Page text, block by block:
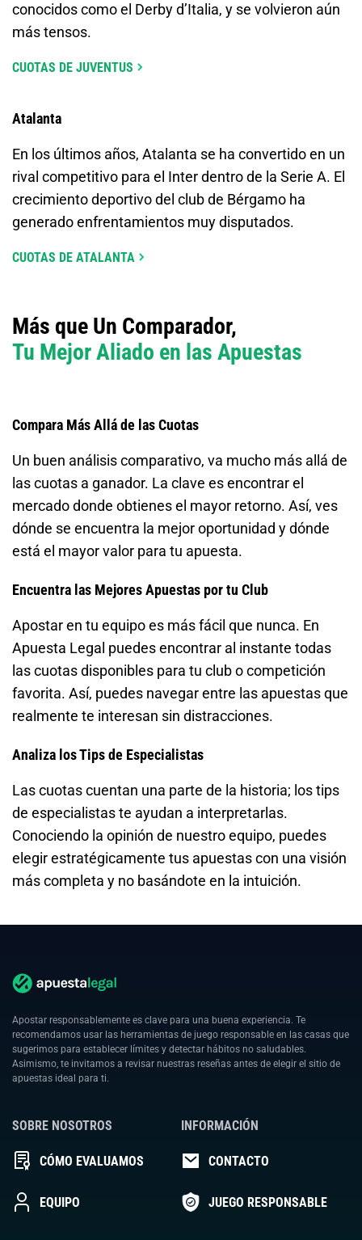
conocidos como el Derby d’Italia, y se volvieron aún
más tensos.
CUOTAS DE JUVENTUS
Atalanta
En los últimos años, Atalanta se ha convertido en un
rival competitivo para el Inter dentro de la Serie A. El
crecimiento deportivo del club de Bérgamo ha
generado enfrentamientos muy disputados.
CUOTAS DE ATALANTA
Más que Un Comparador,
Tu Mejor Aliado en las Apuestas
Compara Más Allá de las Cuotas
Un buen análisis comparativo, va mucho más allá de
las cuotas a ganador. La clave es encontrar el
mercado donde obtienes el mayor retorno. Así, ves
dónde se encuentra la mejor oportunidad y dónde
está el mayor valor para tu apuesta.
Encuentra las Mejores Apuestas por tu Club
Apostar en tu equipo es más fácil que nunca. En
Apuesta Legal puedes encontrar al instante todas
las cuotas disponibles para tu club o competición
favorita. Así, puedes navegar entre las apuestas que
realmente te interesan sin distracciones.
Analiza los Tips de Especialistas
Las cuotas cuentan una parte de la historia; los tips
de especialistas te ayudan a interpretarlas.
Conociendo la opinión de nuestro equipo, puedes
elegir estratégicamente tus apuestas con una visión
más completa y no basándote en la intuición.
Apostar responsablemente es clave para una buena experiencia. Te
recomendamos usar las herramientas de juego responsable en las casas que
sugerimos para establecer límites y detectar hábitos no saludables.
Asimismo, te invitamos a revisar nuestras reseñas antes de elegir el sitio de
apuestas ideal para ti.
SOBRE NOSOTROS
CÓMO EVALUAMOS
EQUIPO
INFORMACIÓN
CONTACTO
JUEGO RESPONSABLE